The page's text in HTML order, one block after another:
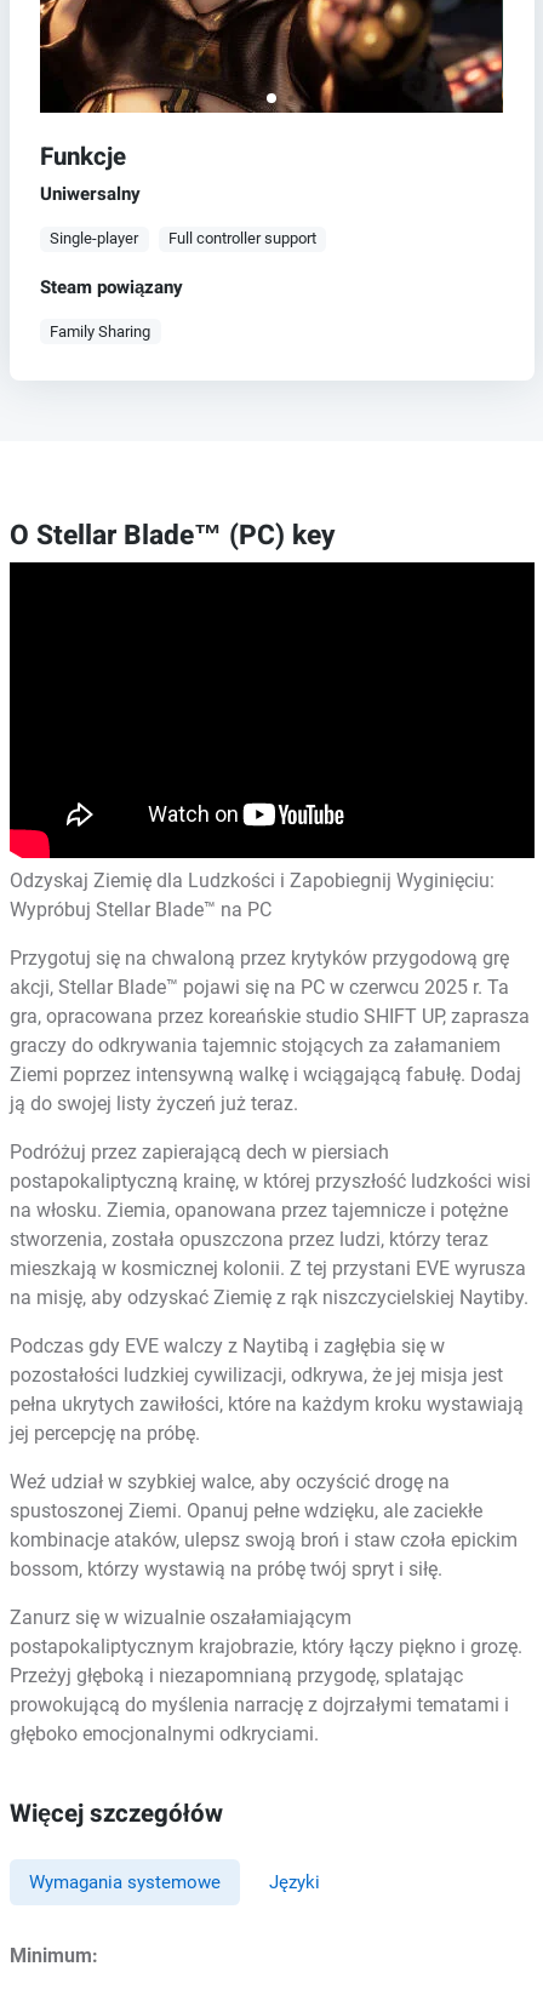
Funkcje
Uniwersalny
Single-player Full controller support
Steam powiązany
Family Sharing
O Stellar Blade™ (PC) key
Odzyskaj Ziemię dla Ludzkości i Zapobiegnij Wyginięciu:
Wypróbuj Stellar Blade™ na PC
Przygotuj się na chwaloną przez krytyków przygodową grę
akcji, Stellar Blade™ pojawi się na PC w czerwcu 2025 r. Ta
gra, opracowana przez koreańskie studio SHIFT UP, zaprasza
graczy do odkrywania tajemnic stojących za załamaniem
Ziemi poprzez intensywną walkę i wciągającą fabułę. Dodaj
ją do swojej listy życzeń już teraz.
Podróżuj przez zapierającą dech w piersiach
postapokaliptyczną krainę, w której przyszłość ludzkości wisi
na włosku. Ziemia, opanowana przez tajemnicze i potężne
stworzenia, została opuszczona przez ludzi, którzy teraz
mieszkają w kosmicznej kolonii. Z tej przystani EVE wyrusza
na misję, aby odzyskać Ziemię z rąk niszczycielskiej Naytiby.
Podczas gdy EVE walczy z Naytibą i zagłębia się w
pozostałości ludzkiej cywilizacji, odkrywa, że jej misja jest
pełna ukrytych zawiłości, które na każdym kroku wystawiają
jej percepcję na próbę.
Weź udział w szybkiej walce, aby oczyścić drogę na
spustoszonej Ziemi. Opanuj pełne wdzięku, ale zaciekłe
kombinacje ataków, ulepsz swoją broń i staw czoła epickim
bossom, którzy wystawią na próbę twój spryt i siłę.
Zanurz się w wizualnie oszałamiającym
postapokaliptycznym krajobrazie, który łączy piękno i grozę.
Przeżyj głęboką i niezapomnianą przygodę, splatając
prowokującą do myślenia narrację z dojrzałymi tematami i
głęboko emocjonalnymi odkryciami.
Więcej szczegółów
Wymagania systemowe Języki
Minimum: